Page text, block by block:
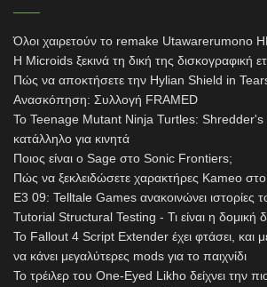
Όλοι χαιρετούν το remake Utawarerumono
Η Microids ξεκινά τη δική της δισκογραφική
Πώς να αποκτήσετε την Hylian Shield in
Ανασκόπηση: Συλλογή FRAMED
Το Teenage Mutant Ninja Turtles: Shredder's
κατάλληλο για κινητά
Ποιος είναι ο Sage στο Sonic Frontiers;
Πώς να ξεκλειδώσετε χαρακτήρες Kameo
E3 09: Telltale Games ανακοινώνει ιστορίες
Tutorial Structural Testing - Τι είναι η δομική
Το Fallout 4 Script Extender έχει φτάσει, και
να κάνει μεγαλύτερες mods για το παιχνίδι
Το τρέιλερ του One-Eyed Likho δείχνει την